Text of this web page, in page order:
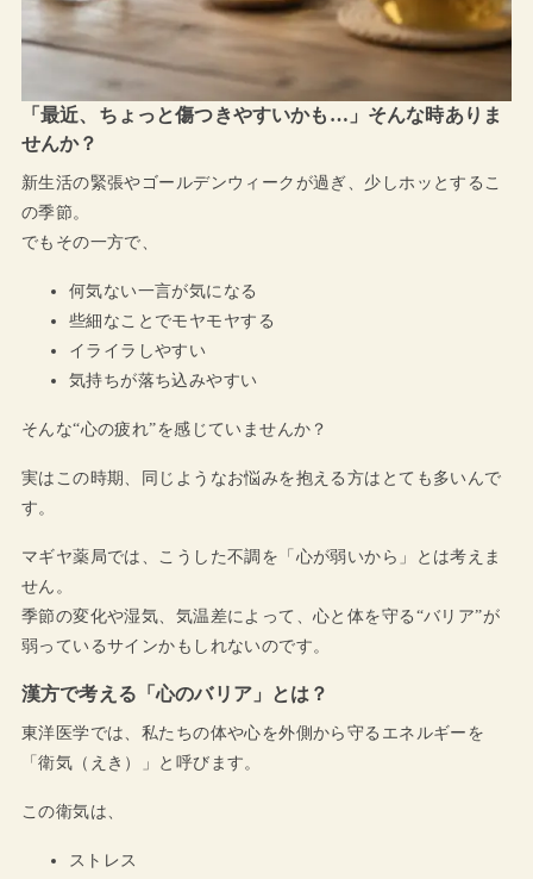
「最近、ちょっと傷つきやすいかも…」そんな時ありま
せんか？
新生活の緊張やゴールデンウィークが過ぎ、少しホッとするこ
の季節。
でもその一方で、
何気ない一言が気になる
些細なことでモヤモヤする
イライラしやすい
気持ちが落ち込みやすい
そんな“心の疲れ”を感じていませんか？
実はこの時期、同じようなお悩みを抱える方はとても多いんで
す。
マギヤ薬局では、こうした不調を「心が弱いから」とは考えま
せん。
季節の変化や湿気、気温差によって、心と体を守る“バリア”が
弱っているサインかもしれないのです。
漢方で考える「心のバリア」とは？
東洋医学では、私たちの体や心を外側から守るエネルギーを
「衛気（えき）」と呼びます。
この衛気は、
ストレス